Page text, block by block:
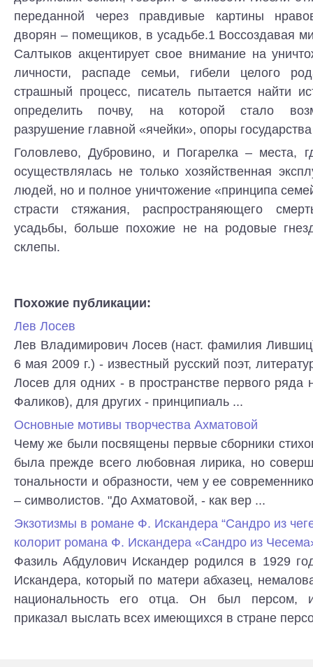
переданной через правдивые картины
дворян – помещиков, в усадьбе.1 Воссоздавая
Салтыков акцентирует свое внимание на
личности, распаде семьи, гибели целого
страшный процесс, писатель пытается найти
определить почву, на которой стало
разрушение главной «ячейки», опоры
Головлево, Дубровино, и Погарелка – места,
осуществлялась не только хозяйственная
людей, но и полное уничтожение «принципа
страсти стяжания, распространяющего
усадьбы, больше похожие не на родовые
склепы.
Похожие публикации:
Лев Лосев
Лев Владимирович Лосев (наст. фамилия
6 мая 2009 г.) - известный русский поэт,
Лосев для одних - в пространстве первого ряда
Фаликов), для других - принципиаль ...
Основные мотивы творчества Ахматовой
Чему же были посвящены первые сборники
была прежде всего любовная лирика, но
тональности и образности, чем у ее
– символистов. "До Ахматовой, - как вер ...
Экзотизмы в романе Ф. Искандера “Сандро из
колорит романа Ф. Искандера «Сандро из
Фазиль Абдулович Искандер родился в 1929
Искандера, который по матери абхазец,
национальность его отца. Он был персом,
приказал выслать всех имеющихся в стране